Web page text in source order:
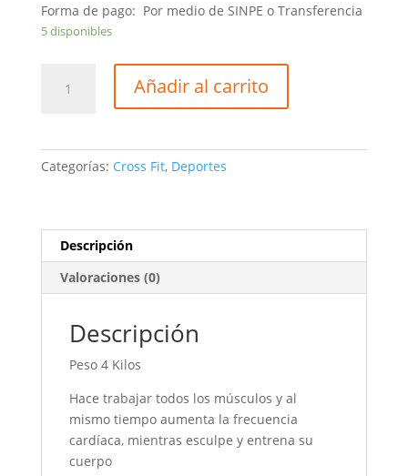
Forma de pago: Por medio de SINPE o Transferencia
5 disponibles
Kettlebell
cantidad
Añadir al carrito
Categorías: Cross Fit, Deportes
Descripción
Valoraciones (0)
Descripción
Peso 4 Kilos
Hace trabajar todos los músculos y al
mismo tiempo aumenta la frecuencia
cardíaca, mientras esculpe y entrena su
cuerpo